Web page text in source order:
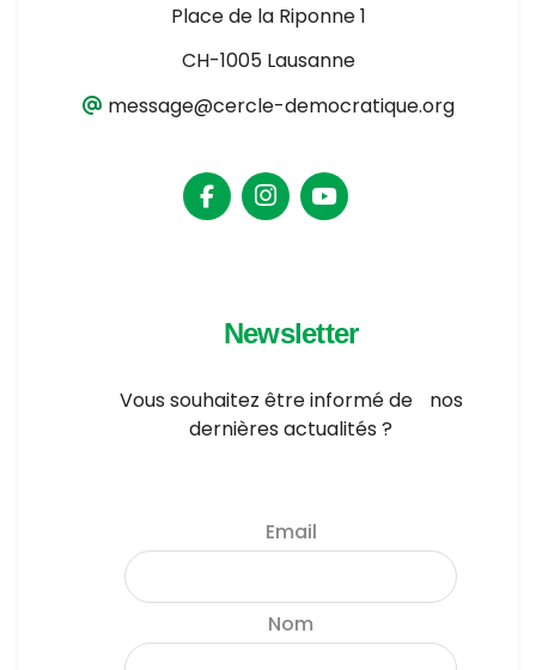
Place de la Riponne 1
CH-1005 Lausanne
message@cercle-democratique.org
Newsletter
Vous souhaitez être informé de nos
dernières actualités ?
Email
Nom